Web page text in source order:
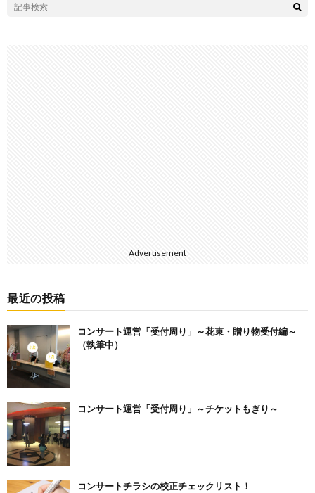
Advertisement
最近の投稿
コンサート運営「受付周り」～花束・贈り物受付編～
（執筆中）
コンサート運営「受付周り」～チケットもぎり～
コンサートチラシの校正チェックリスト！